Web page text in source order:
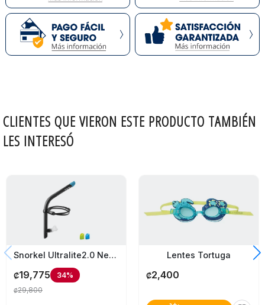
CLIENTES QUE VIERON ESTE PRODUCTO TAMBIÉN
LES INTERESÓ
Snorkel Ultralite2.0 Negro
₡19,775 34%
₡29,800
Lentes Tortuga
₡2,400